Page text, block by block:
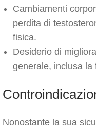
Cambiamenti
perdita di
fisica.
Desiderio di
generale, inclusa la
Nonostante la sua